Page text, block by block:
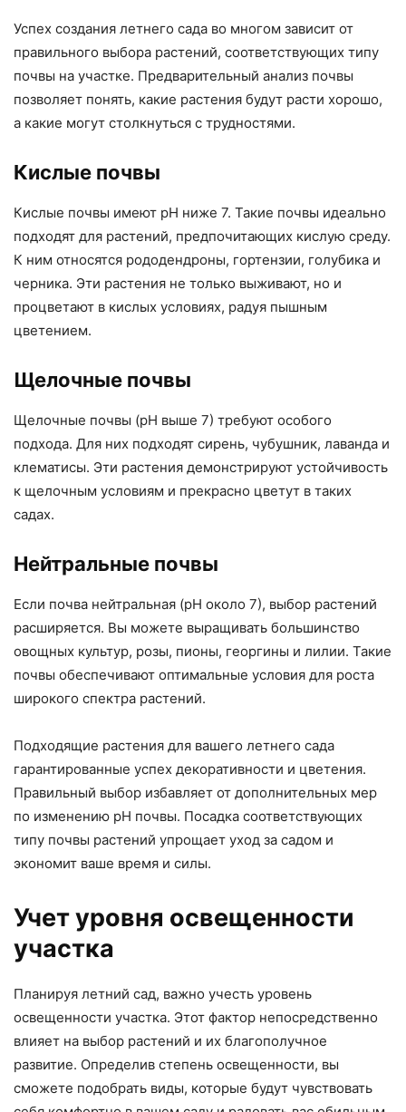
Успех создания летнего сада во многом зависит от
правильного выбора растений, соответствующих типу
почвы на участке. Предварительный анализ почвы
позволяет понять, какие растения будут расти хорошо,
а какие могут столкнуться с трудностями.
Кислые почвы
Кислые почвы имеют pH ниже 7. Такие почвы идеально
подходят для растений, предпочитающих кислую среду.
К ним относятся рододендроны, гортензии, голубика и
черника. Эти растения не только выживают, но и
процветают в кислых условиях, радуя пышным
цветением.
Щелочные почвы
Щелочные почвы (pH выше 7) требуют особого
подхода. Для них подходят сирень, чубушник, лаванда и
клематисы. Эти растения демонстрируют устойчивость
к щелочным условиям и прекрасно цветут в таких
садах.
Нейтральные почвы
Если почва нейтральная (pH около 7), выбор растений
расширяется. Вы можете выращивать большинство
овощных культур, розы, пионы, георгины и лилии. Такие
почвы обеспечивают оптимальные условия для роста
широкого спектра растений.
Подходящие растения для вашего летнего сада
гарантированные успех декоративности и цветения.
Правильный выбор избавляет от дополнительных мер
по изменению pH почвы. Посадка соответствующих
типу почвы растений упрощает уход за садом и
экономит ваше время и силы.
Учет уровня освещенности
участка
Планируя летний сад, важно учесть уровень
освещенности участка. Этот фактор непосредственно
влияет на выбор растений и их благополучное
развитие. Определив степень освещенности, вы
сможете подобрать виды, которые будут чувствовать